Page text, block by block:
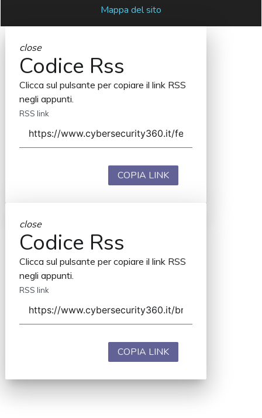
Mappa del sito
close
Codice Rss
Clicca sul pulsante per copiare il link RSS
negli appunti.
RSS link
COPIA LINK
close
Codice Rss
Clicca sul pulsante per copiare il link RSS
negli appunti.
RSS link
COPIA LINK